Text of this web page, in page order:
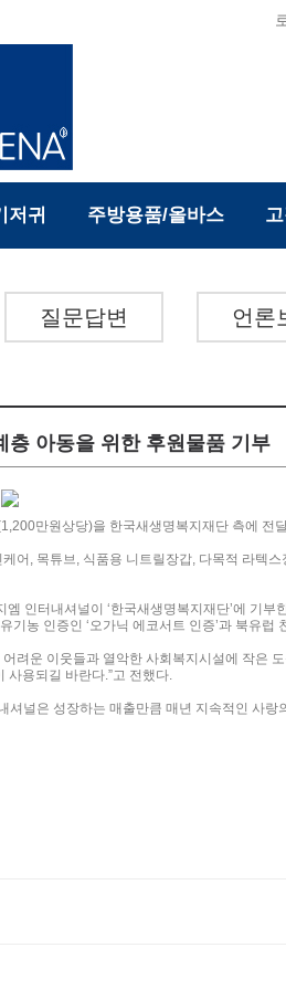
저귀 주방용품/올바스
질문답변 언론
층 아동을 위한 후원물품 기부
만원상당)을 한국새생명복지재단 측에 전
, 목튜브, 식품용 니트릴장갑, 다목적 라텍
인터내셔널이 ‘한국새생명복지재단’에 기
농 인증인 ‘오가닉 에코서트 인증’과 북유럽
려운 이웃들과 열악한 사회복지시설에 작은
사용되길 바란다.”고 전했다.
널은 성장하는 매출만큼 매년 지속적인 사